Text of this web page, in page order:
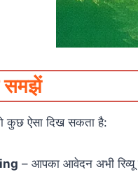
समझें
ऐसा दिख सकता है:
– आपका आवेदन अभी रिव्यू